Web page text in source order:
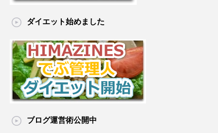
ダイエット始めました
ブログ運営術公開中